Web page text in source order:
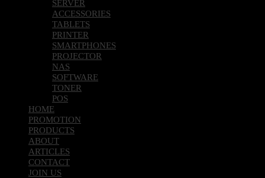
SERVER
ACCESSORIES
TABLETS
PRINTER
SMARTPHONES
PROJECTOR
NAS
SOFTWARE
TONER
POS
HOME
PROMOTION
PRODUCTS
ABOUT
ARTICLES
CONTACT
JOIN US